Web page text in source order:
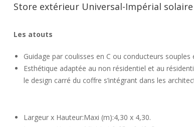
Store extérieur Universal-Impérial solaire
Les atouts
Guidage par coulisses en C ou conducteurs souples
Esthétique adaptée au non résidentiel et au
le design carré du coffre s’intégrant dans les
Largeur x Hauteur:Maxi (m):4,30 x 4,30.